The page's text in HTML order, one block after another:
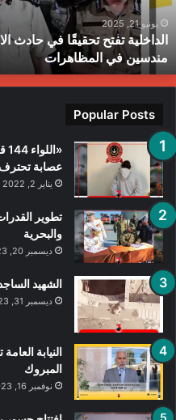
على
عناصرها
قبل
مندسين
في
المظاهرات
يونيو 21, 2025
الداخلية تفتح تحقيقًا في حادث
مندسين في المظاهرات
Popular Posts
عصابة
يناير 2, 2022
تطوير
والبحرية
ديسمبر 20, 2023
الشهيد
ديسمبر 31, 2023
النيابة
المبروك
نوفمبر 16, 2023